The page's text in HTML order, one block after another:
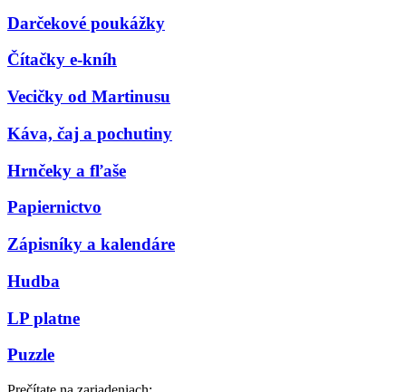
Darčekové poukážky
Čítačky e-kníh
Vecičky od Martinusu
Káva, čaj a pochutiny
Hrnčeky a fľaše
Papiernictvo
Zápisníky a kalendáre
Hudba
LP platne
Puzzle